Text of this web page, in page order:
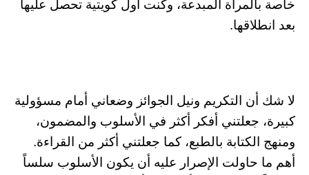
خاصة بالمرأة المبدعة، وكنت أول كويتية تحصل عليها
بعد انطلاقها.
لا شك أن التكريم ونيل الجوائز وضعاني أمام مسؤولية
كبيرة، جعلتني أفكر أكثر في الأسلوب والمضمون،
ومنهج الكتابة بالطبع، كما جعلتني أكثر من القراءة.
أهم ما حاولت الإصرار عليه أن يكون الأسلوب سلساً